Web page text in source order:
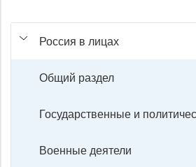
Россия в лицах
Общий раздел
Государственные и
Военные деятели